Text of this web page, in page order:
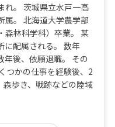
れ。 茨城県立水戸一高
属。 北海道大学農学部
森林科学科）卒業。 某
に配属される。 数年
後、依願退職。 その
つかの仕事を経験後、2
歩き、戦跡などの陸域